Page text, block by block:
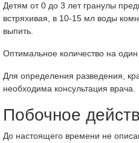
Детям от 0 до 3 лет гранулы
встряхивая, в 10-15 мл воды
выпить.
Оптимальное количество на
Для определения разведения,
необходима консультация врача.
Побочное
До настоящего времени не